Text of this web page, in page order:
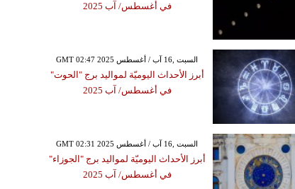
في أغسطس/ آب 2025
GMT 02:47 2025 السبت ,16 آب / أغسطس
أبرز الأحداث اليوميّة لمواليد برج "الحوت"
في أغسطس/ آب 2025
GMT 02:31 2025 السبت ,16 آب / أغسطس
أبرز الأحداث اليوميّة لمواليد برج "الجوزاء"
في أغسطس/ آب 2025